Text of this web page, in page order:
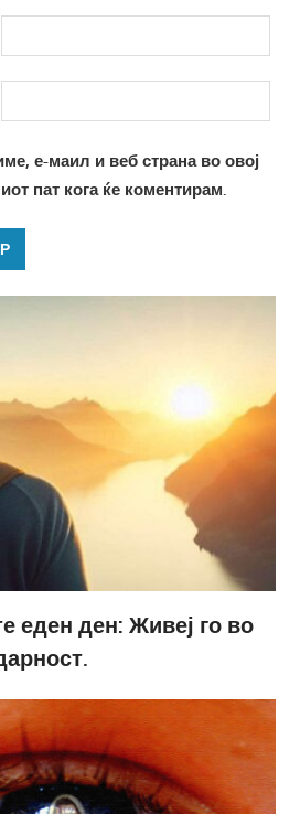
е-маил и веб страна во овој
пат кога ќе коментирам.
еден ден: Живеј го во